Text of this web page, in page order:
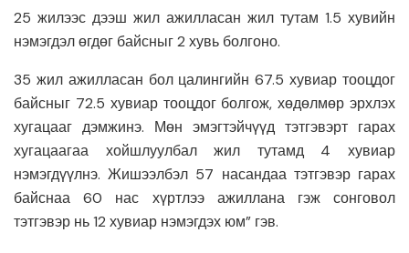
25 жилээс дээш жил ажилласан жил тутам 1.5 хувийн
нэмэгдэл өгдөг байсныг 2 хувь болгоно.
35 жил ажилласан бол цалингийн 67.5 хувиар тооцдог
байсныг 72.5 хувиар тооцдог болгож, хөдөлмөр эрхлэх
хугацааг дэмжинэ. Мөн эмэгтэйчүүд тэтгэвэрт гарах
хугацаагаа хойшлуулбал жил тутамд 4 хувиар
нэмэгдүүлнэ. Жишээлбэл 57 насандаа тэтгэвэр гарах
байснаа 60 нас хүртлээ ажиллана гэж сонговол
тэтгэвэр нь 12 хувиар нэмэгдэх юм” гэв.